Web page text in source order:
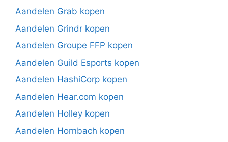
Aandelen Grab kopen
Aandelen Grindr kopen
Aandelen Groupe FFP kopen
Aandelen Guild Esports kopen
Aandelen HashiCorp kopen
Aandelen Hear.com kopen
Aandelen Holley kopen
Aandelen Hornbach kopen